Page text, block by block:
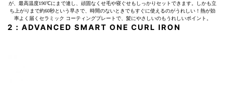
が、最高温度190℃にまで達し、頑固なくせ毛や寝ぐせもしっかりセットできます。しかも立
ち上がりまで約60秒という早さで、時間のないときでもすぐに使えるのがうれしい！熱が効
率よく届くセラミック コーティングプレートで、髪にやさしいのもうれしいポイント。
2：ADVANCED SMART ONE CURL IRON